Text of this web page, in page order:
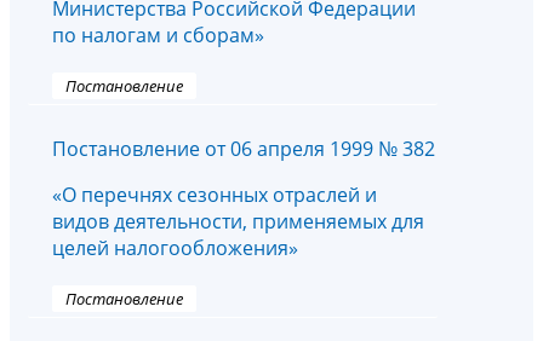
Министерства Российской Федерации
по налогам и сборам»
Постановление
Постановление от 06 апреля 1999 № 382
«О перечнях сезонных отраслей и
видов деятельности, применяемых для
целей налогообложения»
Постановление